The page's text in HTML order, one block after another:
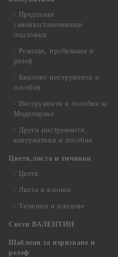
Предпазни
самовъзстановяващи
подложки
Режещи, пробиващи и
релеф
Квилинг инструменти и
пособия
Инструменти и пособия за
Моделиране
Други инструменти,
консумативи и пособия
Цветя,листа и тичинки
Цветя
Листа и клонки
Тичинки и плодове
Свети ВАЛЕНТИН
Шаблони за изрязване и
релеф